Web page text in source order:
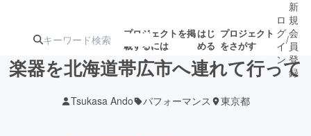
プロジェクトを掲
載するには
はじ
める
プロジェクト
をさがす
ロ
グ
イ
ン
/
新
規
会
員
登
録
楽器を北海道帯広市へ連れて行って
Tsukasa Ando パフォーマンス 東京都